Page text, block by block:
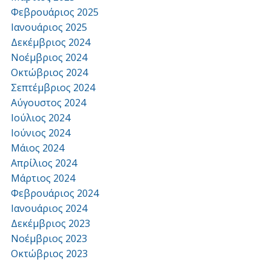
Φεβρουάριος 2025
Ιανουάριος 2025
Δεκέμβριος 2024
Νοέμβριος 2024
Οκτώβριος 2024
Σεπτέμβριος 2024
Αύγουστος 2024
Ιούλιος 2024
Ιούνιος 2024
Μάιος 2024
Απρίλιος 2024
Μάρτιος 2024
Φεβρουάριος 2024
Ιανουάριος 2024
Δεκέμβριος 2023
Νοέμβριος 2023
Οκτώβριος 2023